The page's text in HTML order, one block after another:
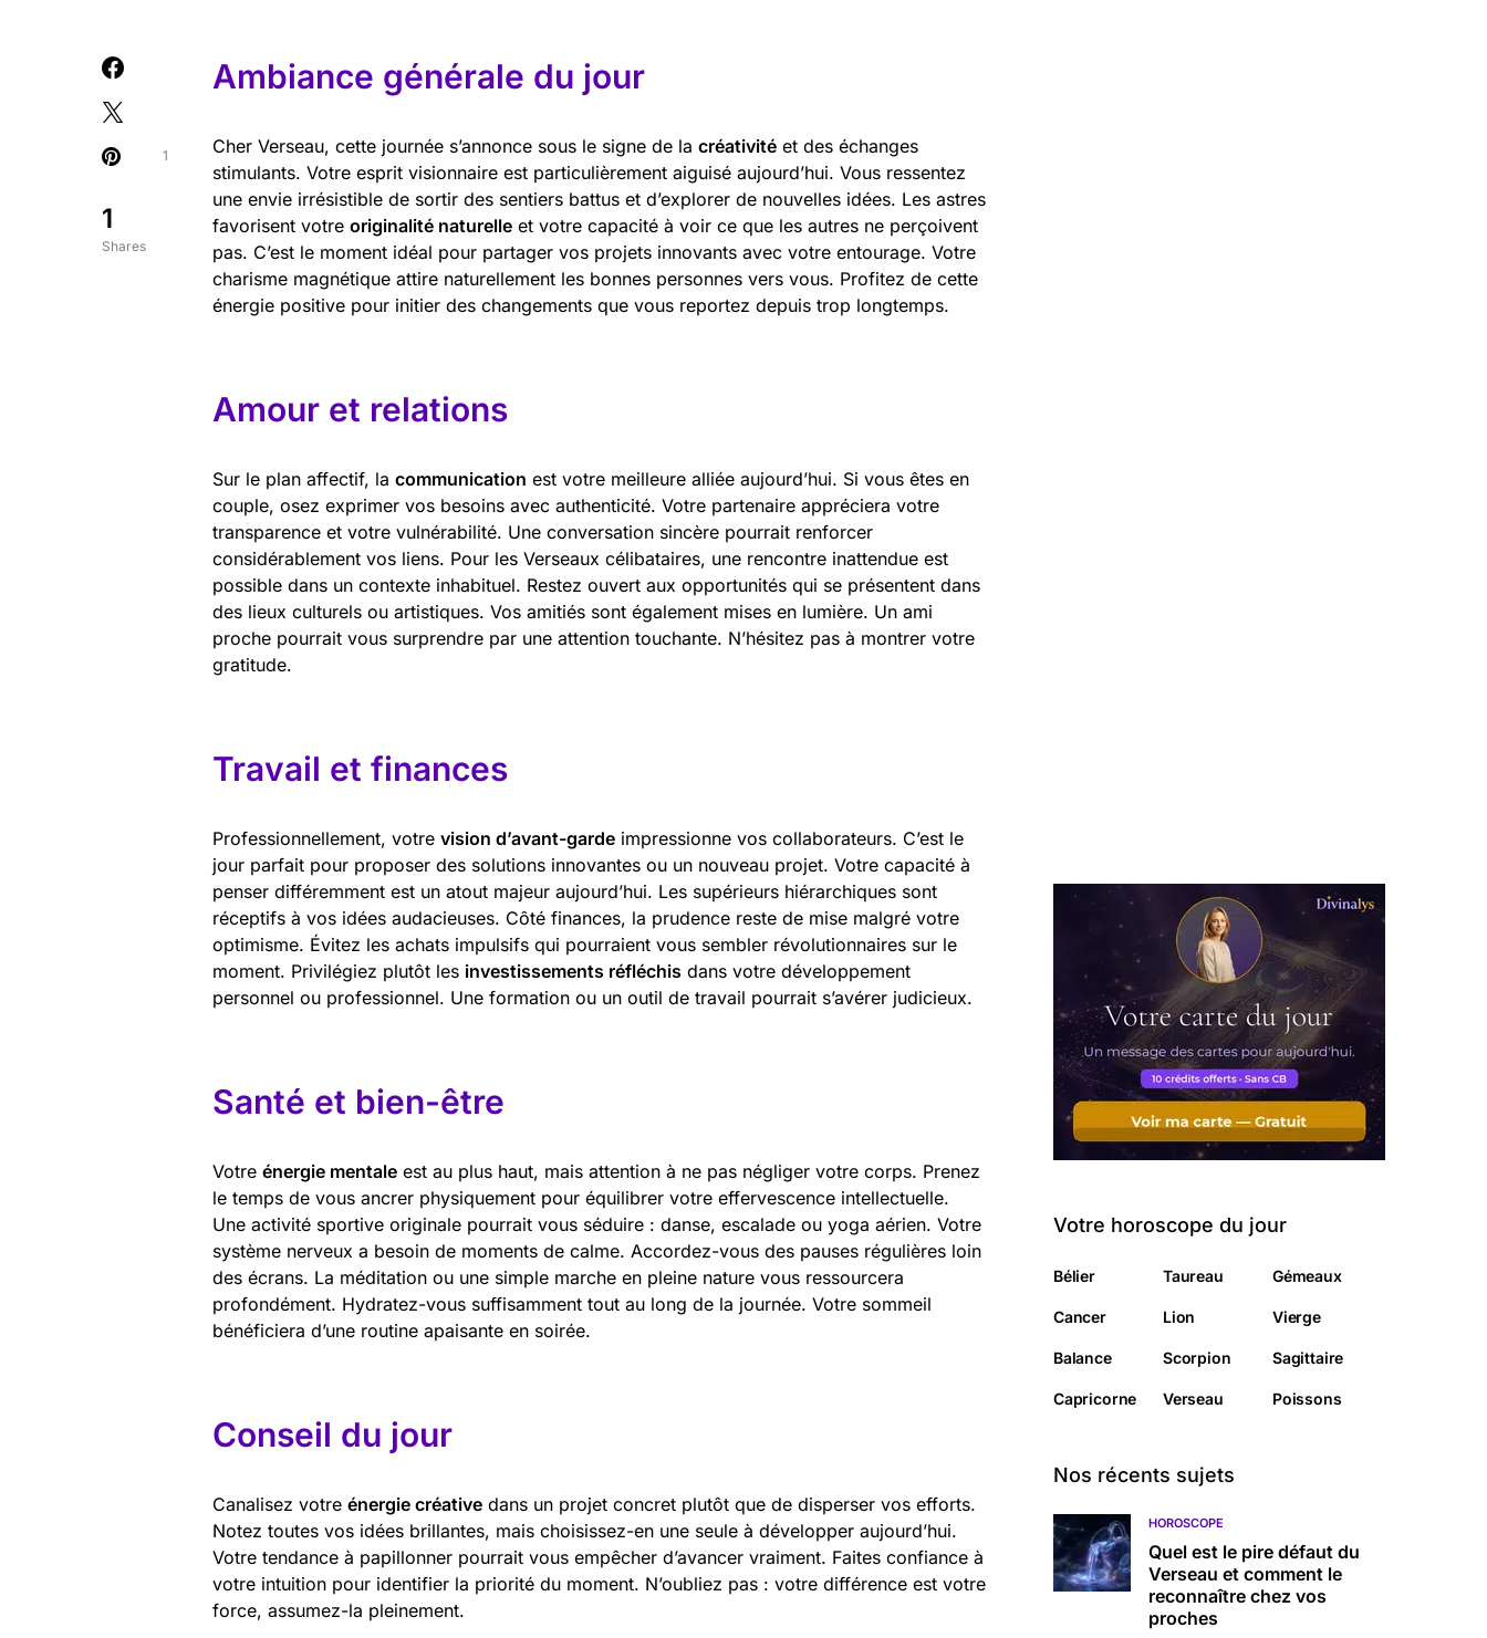
1
Shares
1
Ambiance générale du jour
Cher Verseau, cette journée s’annonce sous le signe de la créativité et des échanges
stimulants. Votre esprit visionnaire est particulièrement aiguisé aujourd’hui. Vous ressentez
une envie irrésistible de sortir des sentiers battus et d’explorer de nouvelles idées. Les astres
favorisent votre originalité naturelle et votre capacité à voir ce que les autres ne perçoivent
pas. C’est le moment idéal pour partager vos projets innovants avec votre entourage. Votre
charisme magnétique attire naturellement les bonnes personnes vers vous. Profitez de cette
énergie positive pour initier des changements que vous reportez depuis trop longtemps.
Amour et relations
Sur le plan affectif, la communication est votre meilleure alliée aujourd’hui. Si vous êtes en
couple, osez exprimer vos besoins avec authenticité. Votre partenaire appréciera votre
transparence et votre vulnérabilité. Une conversation sincère pourrait renforcer
considérablement vos liens. Pour les Verseaux célibataires, une rencontre inattendue est
possible dans un contexte inhabituel. Restez ouvert aux opportunités qui se présentent dans
des lieux culturels ou artistiques. Vos amitiés sont également mises en lumière. Un ami
proche pourrait vous surprendre par une attention touchante. N’hésitez pas à montrer votre
gratitude.
Travail et finances
Professionnellement, votre vision d’avant-garde impressionne vos collaborateurs. C’est le
jour parfait pour proposer des solutions innovantes ou un nouveau projet. Votre capacité à
penser différemment est un atout majeur aujourd’hui. Les supérieurs hiérarchiques sont
réceptifs à vos idées audacieuses. Côté finances, la prudence reste de mise malgré votre
optimisme. Évitez les achats impulsifs qui pourraient vous sembler révolutionnaires sur le
moment. Privilégiez plutôt les investissements réfléchis dans votre développement
personnel ou professionnel. Une formation ou un outil de travail pourrait s’avérer judicieux.
Santé et bien-être
Votre énergie mentale est au plus haut, mais attention à ne pas négliger votre corps. Prenez
le temps de vous ancrer physiquement pour équilibrer votre effervescence intellectuelle.
Une activité sportive originale pourrait vous séduire : danse, escalade ou yoga aérien. Votre
système nerveux a besoin de moments de calme. Accordez-vous des pauses régulières loin
des écrans. La méditation ou une simple marche en pleine nature vous ressourcera
profondément. Hydratez-vous suffisamment tout au long de la journée. Votre sommeil
bénéficiera d’une routine apaisante en soirée.
Conseil du jour
Canalisez votre énergie créative dans un projet concret plutôt que de disperser vos efforts.
Notez toutes vos idées brillantes, mais choisissez-en une seule à développer aujourd’hui.
Votre tendance à papillonner pourrait vous empêcher d’avancer vraiment. Faites confiance à
votre intuition pour identifier la priorité du moment. N’oubliez pas : votre différence est votre
force, assumez-la pleinement.
Votre horoscope du jour
Bélier Taureau Gémeaux
Cancer Lion Vierge
Balance Scorpion Sagittaire
Capricorne Verseau Poissons
Nos récents sujets
HOROSCOPE
Quel est le pire défaut du
Verseau et comment le
reconnaître chez vos
proches